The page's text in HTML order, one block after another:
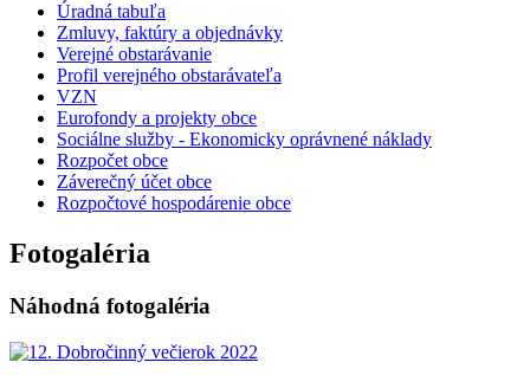
Úradná tabuľa
Zmluvy, faktúry a objednávky
Verejné obstarávanie
Profil verejného obstarávateľa
VZN
Eurofondy a projekty obce
Sociálne služby - Ekonomicky oprávnené náklady
Rozpočet obce
Záverečný účet obce
Rozpočtové hospodárenie obce
Fotogaléria
Náhodná fotogaléria